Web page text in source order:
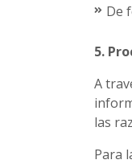
De
5.
A
las
Para